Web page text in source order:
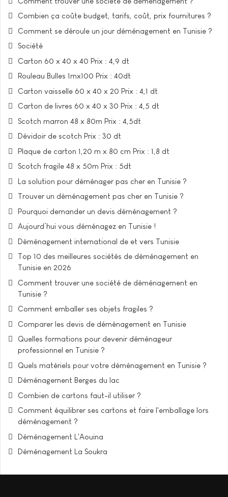
Combien ça coûte budget, tarifs, coût, prix fournitures ?
Comment se déroule un jour déménagement en Tunisie ?
Société
Carton 60 x 40 x 40 Prix : 4,9 dt
Rouleau Bulles 1mx100 Prix : 40dt
Carton vaisselle 60 x 40 x 20 Prix : 4,1 dt
Carton de livres 60 x 40 x 30 Prix : 4,5 dt
Scotch marron 48 x 80m Prix : 4,5dt
Dévidoir de scotch Prix : 30 dt
Plaque de carton 1,20 m x 80 cm Prix : 1,8 dt
Scotch fragile 48 x 50m Prix : 5dt
La solution pour déménager pas cher en Tunisie ?
Trouver un déménagement pas cher en Tunisie ?
Pourquoi demander un devis déménagement ?
Aujourd’hui vous déménagez en Tunisie !
Déménagement international de et vers Tunisie
Top 10 des meilleures sociétés de déménagement en
Tunisie en 2026
Comment trouver une société de déménagement en
Tunisie ?
Comment emballer ses objets fragiles ?
Comparer les devis de déménagement en Tunisie
Quelles formations pour devenir déménageur
professionnel en Tunisie ?
Quels matériels pour votre déménagement en Tunisie ?
Déménagement Berges du lac
Combien de cartons faut-il utiliser ?
Comment équilibrer ses cartons et faire l'emballage lors
déménagement ?
Déménagement L'Aouina
Déménagement La Soukra